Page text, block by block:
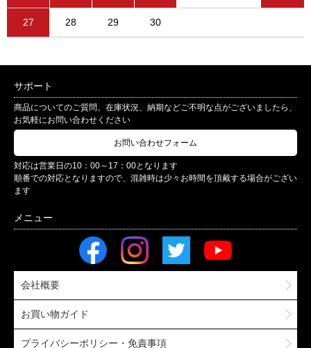
27 28 29 30
サポート
商品についてのご質問、在庫状況、納期などご不明な点がございましたら、
お気軽にお問い合わせください
お問い合わせフォーム
対応は営業日の10：00～17：00となります
順番での対応となりますので、混雑時は少々お時間を頂戴する場合がござい
ます
会社概要
お買い物ガイド
プライバシーポリシー・免責事項